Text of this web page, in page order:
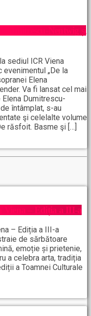
Dumitrescu-Nentwig și
sediul ICR Viena
„De la
Elena
Va fi lansat cel mai
Dumitrescu-
întâmplat, s-au
şi celelalte volume
răsfoit. Basme şi […]
Viena – Ediția a III-a
– Ediția a III-a
de sărbătoare
emoție și prietenie,
a celebra arta, tradiția
a Toamnei Culturale